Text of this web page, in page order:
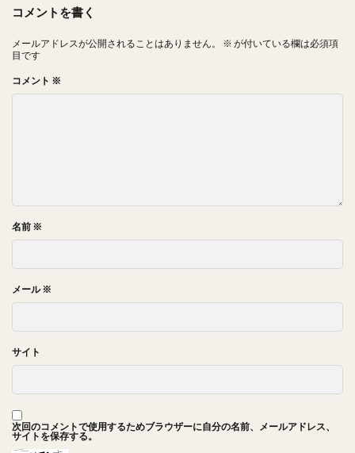
コメントを書く
メールアドレスが公開されることはありません。 ※ が付いている欄は必須項
目です
コメント ※
名前 ※
メール※
サイト
次回のコメントで使用するためブラウザーに自分の名前、メールアドレス、
サイトを保存する。